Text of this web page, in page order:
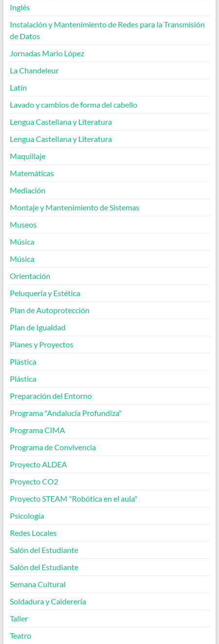
Inglés
Instalación y Mantenimiento de Redes para la Transmisión
de Datos
Jornadas Mario López
La Chandeleur
Latín
Lavado y cambios de forma del cabello
Lengua Castellana y Literatura
Lengua Castellana y Literatura
Maquillaje
Matemáticas
Mediación
Montaje y Mantenimiento de Sistemas
Museos
Música
Música
Orientación
Peluquería y Estética
Plan de Autoprotección
Plan de Igualdad
Planes y Proyectos
Plástica
Plástica
Preparación del Entorno
Programa "Andalucía Profundiza"
Programa CIMA
Programa de Convivencia
Proyecto ALDEA
Proyecto CO2
Proyecto STEAM "Robótica en el aula"
Psicología
Redes Locales
Salón del Estudiante
Salón del Estudiante
Semana Cultural
Soldadura y Calderería
Taller
Teatro